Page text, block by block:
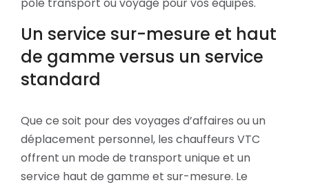
Un service sur-mesure et haut
de gamme versus un service
standard
Que ce soit pour des voyages d’affaires ou un
déplacement personnel, les chauffeurs VTC
offrent un mode de transport unique et un
service haut de gamme et sur-mesure. Le